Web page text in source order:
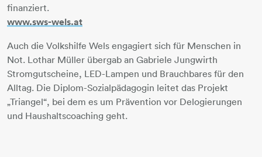
finanziert.
www.sws-wels.at
Auch die Volkshilfe Wels engagiert sich für Menschen in
Not. Lothar Müller übergab an Gabriele Jungwirth
Stromgutscheine, LED-Lampen und Brauchbares für den
Alltag. Die Diplom-Sozialpädagogin leitet das Projekt
„Triangel“, bei dem es um Prävention vor Delogierungen
und Haushaltscoaching geht.